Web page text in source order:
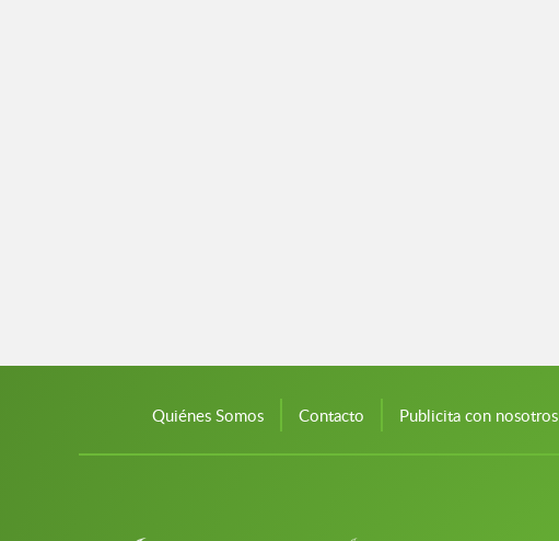
Quiénes Somos Contacto Publicita con nosotros